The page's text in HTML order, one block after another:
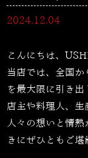
2024.12.04
こんにちは、
当店では、全国か
を最大限に引き出
店主や料理人、生
人々の想いと情
きにぜひともご堪